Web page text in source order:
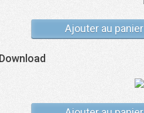
Ajouter au panier